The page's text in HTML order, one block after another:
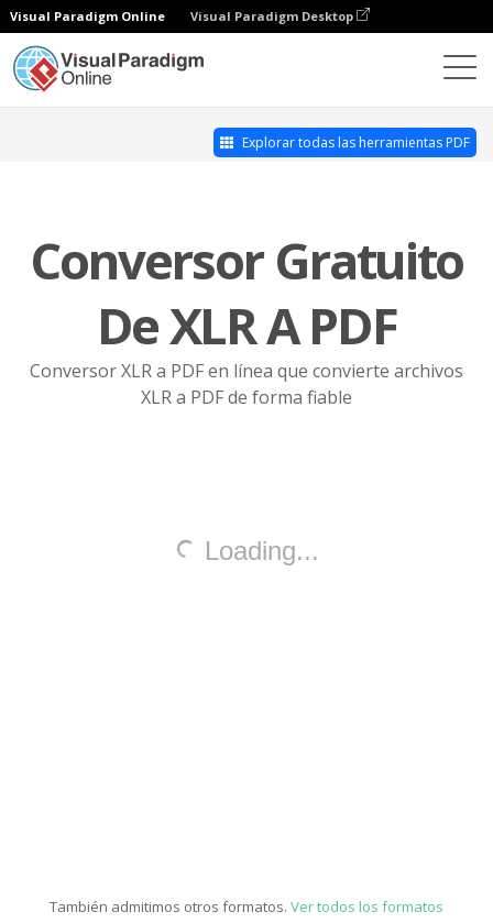
Visual Paradigm Online Visual Paradigm Desktop
Explorar todas las herramientas PDF
Conversor Gratuito
De XLR A PDF
Conversor XLR a PDF en línea que convierte archivos
XLR a PDF de forma fiable
También admitimos otros formatos. Ver todos los formatos